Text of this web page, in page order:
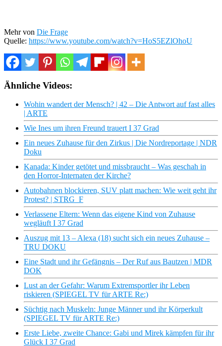
Mehr von Die Frage
Quelle: https://www.youtube.com/watch?v=HoS5EZlOhoU
Ähnliche Videos:
Wohin wandert der Mensch? | 42 – Die Antwort auf fast alles
| ARTE
Wie Ines um ihren Freund trauert I 37 Grad
Ein neues Zuhause für den Zirkus | Die Nordreportage | NDR
Doku
Kanada: Kinder getötet und missbraucht – Was geschah in
den Horror-Internaten der Kirche?
Autobahnen blockieren, SUV platt machen: Wie weit geht ihr
Protest? | STRG_F
Verlassene Eltern: Wenn das eigene Kind von Zuhause
wegläuft I 37 Grad
Auszug mit 13 – Alexa (18) sucht sich ein neues Zuhause –
TRU DOKU
Eine Stadt und ihr Gefängnis – Der Ruf aus Bautzen | MDR
DOK
Lust an der Gefahr: Warum Extremsportler ihr Leben
riskieren (SPIEGEL TV für ARTE Re:)
Süchtig nach Muskeln: Junge Männer und ihr Körperkult
(SPIEGEL TV für ARTE Re:)
Erste Liebe, zweite Chance: Gabi und Mirek kämpfen für ihr
Glück I 37 Grad